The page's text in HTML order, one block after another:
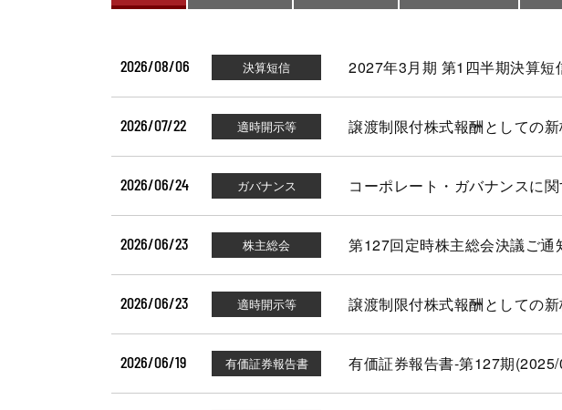
2026/08/06 2027年3月期 第1四半期決算短
2026/07/22 譲渡制限付株式報酬としての
2026/06/24 コーポレート・ガバナンスに
2026/06/23 第127回定時株主総会決議ご通
2026/06/23 譲渡制限付株式報酬としての
2026/06/19 有価証券報告書-第127期